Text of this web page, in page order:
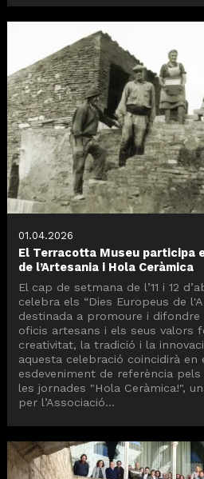
01.04.2026
El Terracotta Museu participa
de l’Artesania i Hola Ceràmica
El cap de setmana de l’11 i 12
celebra els “Dies Europeus de
destinada a promoure i
oficis artesans i els seus valors
creativitat, la tradició i la
aquesta celebració coincidirà
esdeveniment de referència
les jornades "Hola Ceràmica!",
per l’Associació...